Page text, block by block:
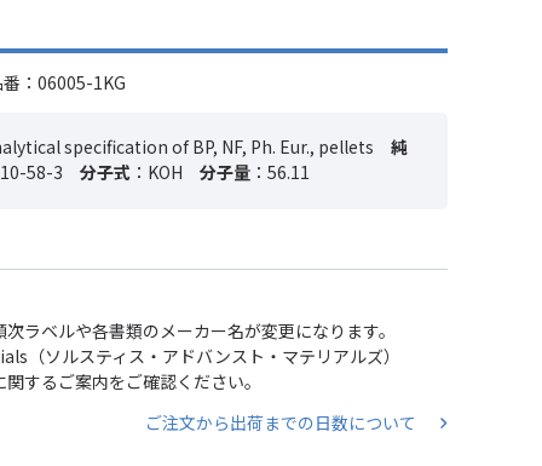
：06005-1KG
specification of BP, NF, Ph. Eur., pellets
純
58-3
分子式 ：KOH 分子量 ：56.11
ラベルや各書類のメーカー名が変更になります。
（ソルスティス・アドバンスト・マテリアルズ）
するご案内をご確認ください。
ご注文から出荷までの日数について